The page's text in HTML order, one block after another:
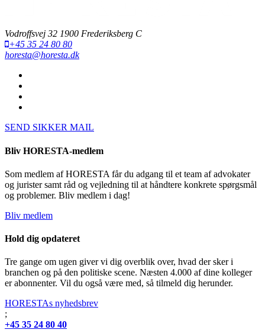
Vodroffsvej 32 1900 Frederiksberg C
+45 35 24 80 80
horesta@horesta.dk
SEND SIKKER MAIL
Bliv HORESTA-medlem
Som medlem af HORESTA får du adgang til et team af advokater
og jurister samt råd og vejledning til at håndtere konkrete spørgsmål
og problemer. Bliv medlem i dag!
Bliv medlem
Hold dig opdateret
Tre gange om ugen giver vi dig overblik over, hvad der sker i
branchen og på den politiske scene. Næsten 4.000 af dine kolleger
er abonnenter. Vil du også være med, så tilmeld dig herunder.
HORESTAs nyhedsbrev
;
+45 35 24 80 40